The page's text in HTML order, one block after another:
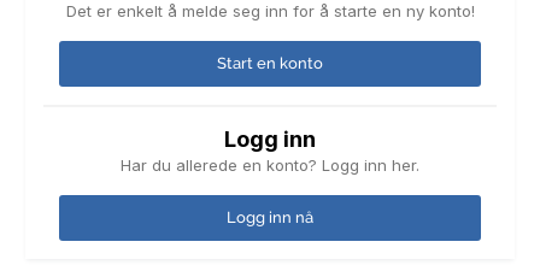
Det er enkelt å melde seg inn for å starte en ny konto!
Start en konto
Logg inn
Har du allerede en konto? Logg inn her.
Logg inn nå